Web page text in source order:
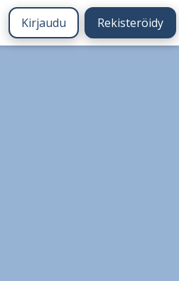
Kirjaudu Rekisteröidy